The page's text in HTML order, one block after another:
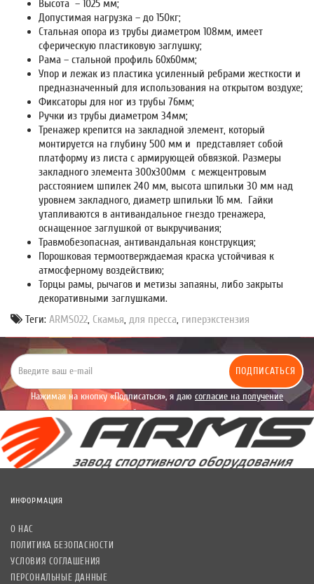
Высота – 1025 мм;
Допустимая нагрузка – до 150кг;
Стальная опора из трубы диаметром 108мм, имеет
сферическую пластиковую заглушку;
Рама – стальной профиль 60х60мм;
Упор и лежак из пластика усиленный ребрами жесткости и
предназначенный для использования на открытом воздухе;
Фиксаторы для ног из трубы 76мм;
Ручки из трубы диаметром 34мм;
Тренажер крепится на закладной элемент, который
монтируется на глубину 500 мм и представляет собой
платформу из листа с армирующей обвязкой. Размеры
закладного элемента 300х300мм с межцентровым
расстоянием шпилек 240 мм, высота шпильки 30 мм над
уровнем закладного, диаметр шпильки 16 мм. Гайки
утапливаются в антивандальное гнездо тренажера,
оснащенное заглушкой от выкручивания;
Травмобезопасная, антивандальная конструкция;
Порошковая термоотверждаемая краска устойчивая к
атмосферному воздействию;
Торцы рамы, рычагов и метизы запаяны, либо закрыты
декоративными заглушками.
Теги: ARMS022, Скамья, для пресса, гиперэкстензия
ПОДПИСАТЬСЯ
Нажимая на кнопку «Подписаться», я даю согласие на получение
уведомлений рекламного характера.
ИНФОРМАЦИЯ
О НАС
ПОЛИТИКА БЕЗОПАСНОСТИ
УСЛОВИЯ СОГЛАШЕНИЯ
ПЕРСОНАЛЬНЫЕ ДАННЫЕ